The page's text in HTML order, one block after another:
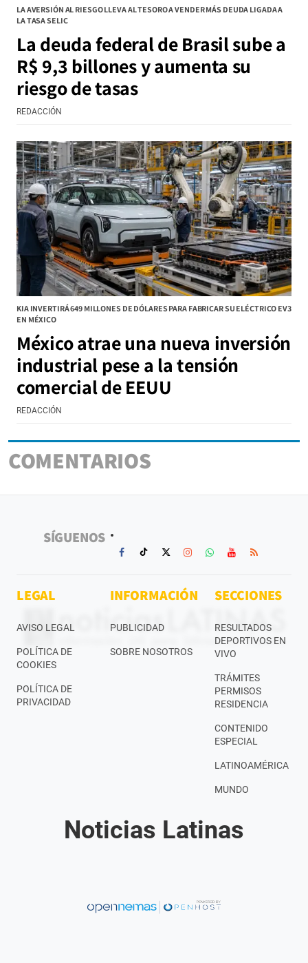
LA AVERSIÓN AL RIESGO LLEVA AL TESORO A VENDER MÁS DEUDA LIGADA A
LA TASA SELIC
La deuda federal de Brasil sube a
R$ 9,3 billones y aumenta su
riesgo de tasas
REDACCIÓN
KIA INVERTIRÁ 649 MILLONES DE DÓLARES PARA FABRICAR SU ELÉCTRICO EV3
EN MÉXICO
México atrae una nueva inversión
industrial pese a la tensión
comercial de EEUU
REDACCIÓN
COMENTARIOS
SÍGUENOS
LEGAL
AVISO LEGAL
POLÍTICA DE
COOKIES
POLÍTICA DE
PRIVACIDAD
INFORMACIÓN
PUBLICIDAD
SOBRE NOSOTROS
SECCIONES
RESULTADOS
DEPORTIVOS EN
VIVO
TRÁMITES
PERMISOS
RESIDENCIA
CONTENIDO
ESPECIAL
LATINOAMÉRICA
MUNDO
Noticias Latinas